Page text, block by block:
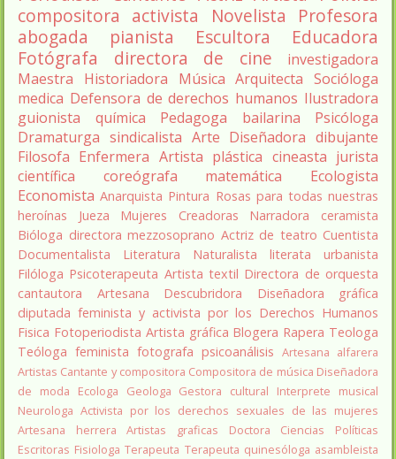
compositora activista Novelista
Profesora
abogada
pianista Escultora
Educadora
Fotógrafa
directora de cine
investigadora
Maestra
Historiadora Música Arquitecta Socióloga
medica Defensora de derechos humanos Ilustradora
guionista
química Pedagoga bailarina
Psicóloga
Dramaturga sindicalista Arte Diseñadora dibujante
Filosofa Enfermera Artista plástica cineasta jurista
científica
coreógrafa matemática
Ecologista
Economista Anarquista Pintura Rosas para todas nuestras
heroínas
Jueza Mujeres Creadoras Narradora
ceramista
Bióloga directora mezzosoprano Actriz de teatro Cuentista
Documentalista
Literatura Naturalista literata
urbanista
Filóloga Psicoterapeuta Artista textil Directora de orquesta
cantautora
Artesana Descubridora
Diseñadora gráfica
diputada feminista y activista por los Derechos Humanos
Fisica Fotoperiodista Artista gráfica Blogera Rapera Teologa
Teóloga feminista fotografa psicoanálisis Artesana alfarera
Artistas Cantante y compositora Compositora de música Diseñadora
de moda
Ecologa Geologa Gestora cultural
Interprete musical
Neurologa Activista por los derechos sexuales de las mujeres
Artesana herrera
Artistas graficas
Doctora Ciencias Políticas
Escritoras Fisiologa Terapeuta Terapeuta quinesóloga asambleista